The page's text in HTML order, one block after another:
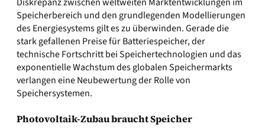
Speicherbereich und den grundlegenden Modellierungen
des Energiesystems gilt es zu überwinden. Gerade die
stark gefallenen Preise für Batteriespeicher, der
technische Fortschritt bei Speichertechnologien und das
exponentielle Wachstum des globalen Speichermarkts
verlangen eine Neubewertung der Rolle von
Speichersystemen.
Photovoltaik-Zubau braucht Speicher